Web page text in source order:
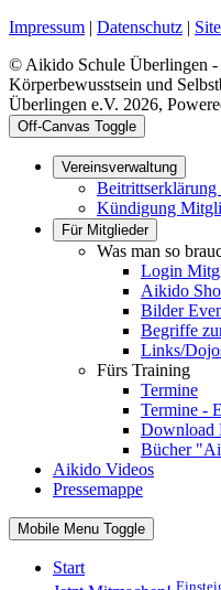
Impressum | Datenschutz |
© Aikido Schule Überlingen -
Körperbewusstsein und
Überlingen e.V. 2026,
Off-Canvas Toggle
Vereinsverwaltung
Beitrittserklärung
Kündigung
Für Mitglieder
Was man so
Login
Aikido
Bilder
Begriffe
Links/
Fürs Training
Termine
Termine -
Download
Bücher
Aikido Videos
Pressemappe
Mobile Menu Toggle
Start